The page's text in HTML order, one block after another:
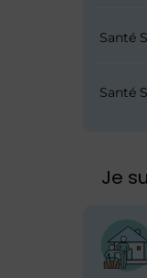
Santé
Santé
Je